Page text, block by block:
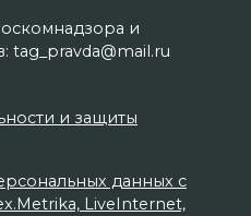
и
tag_pravda@mail.ru
и защиты
данных с
LiveInternet,